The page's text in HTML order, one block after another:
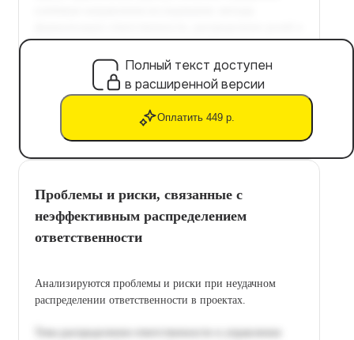
Полный текст доступен
в расширенной версии
Оплатить 449 р.
Проблемы и риски, связанные с
неэффективным распределением
ответственности
Анализируются проблемы и риски при неудачном
распределении ответственности в проектах.